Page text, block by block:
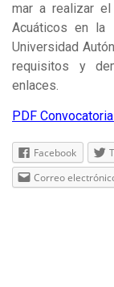
mar a realizar el
Acuáticos en la
Universidad
requisitos y
enlaces.
PDF
Facebook
Correo